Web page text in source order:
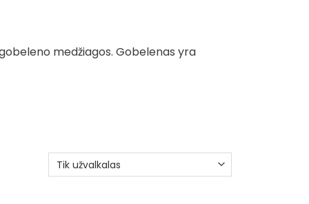
medžiagos. Gobelenas yra